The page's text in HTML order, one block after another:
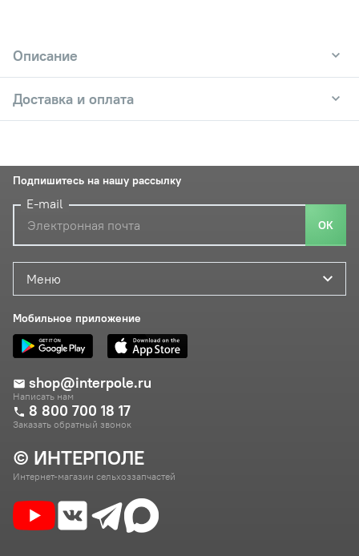
Описание
Доставка и оплата
© ИНТЕРПОЛЕ
Интернет-магазин сельхоззапчастей
Меню
Мобильное приложение
shop@interpole.ru
Написать нам
8 800 700 18 17
Заказать обратный звонок
Подпишитесь на нашу рассылку
E-mail
ОК